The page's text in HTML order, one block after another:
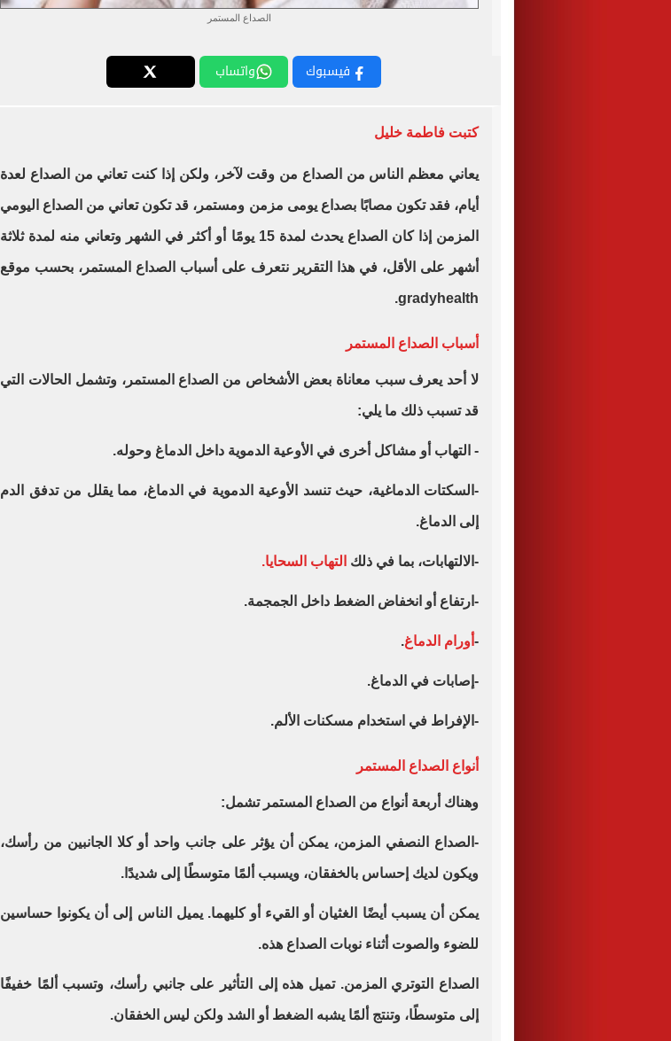
الصداع المستمر
فيسبوك واتساب
كتبت فاطمة خليل
يعاني معظم الناس من الصداع من وقت لآخر، ولكن إذا كنت تعاني من الصداع لعدة
أيام، فقد تكون مصابًا بصداع يومى مزمن ومستمر، قد تكون تعاني من الصداع اليومي
المزمن إذا كان الصداع يحدث لمدة 15 يومًا أو أكثر في الشهر وتعاني منه لمدة ثلاثة
أشهر على الأقل، في هذا التقرير نتعرف على أسباب الصداع المستمر، بحسب موقع
gradyhealth
.
أسباب الصداع المستمر
لا أحد يعرف سبب معاناة بعض الأشخاص من الصداع المستمر، وتشمل الحالات التي
قد تسبب ذلك ما يلي:
- التهاب أو مشاكل أخرى في الأوعية الدموية داخل الدماغ وحوله.
-السكتات الدماغية، حيث تنسد الأوعية الدموية في الدماغ، مما يقلل من تدفق الدم
إلى الدماغ.
-الالتهابات، بما في ذلك التهاب السحايا.
-ارتفاع أو انخفاض الضغط داخل الجمجمة.
- أورام الدماغ.
-إصابات في الدماغ.
-الإفراط في استخدام مسكنات الألم.
أنواع الصداع المستمر
وهناك أربعة أنواع من الصداع المستمر تشمل:
-الصداع النصفي المزمن، يمكن أن يؤثر على جانب واحد أو كلا الجانبين من رأسك،
ويكون لديك إحساس بالخفقان، ويسبب ألمًا متوسطًا إلى شديدًا.
يمكن أن يسبب أيضًا الغثيان أو القيء أو كليهما. يميل الناس إلى أن يكونوا حساسين
للضوء والصوت أثناء نوبات الصداع هذه.
الصداع التوتري المزمن. تميل هذه إلى التأثير على جانبي رأسك، وتسبب ألمًا خفيفًا
إلى متوسطًا، وتنتج ألمًا يشبه الضغط أو الشد ولكن ليس الخفقان.